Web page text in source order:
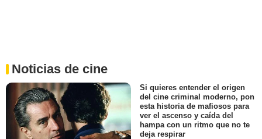
Noticias de cine
Si quieres entender el origen
del cine criminal moderno, pon
esta historia de mafiosos para
ver el ascenso y caída del
hampa con un ritmo que no te
deja respirar